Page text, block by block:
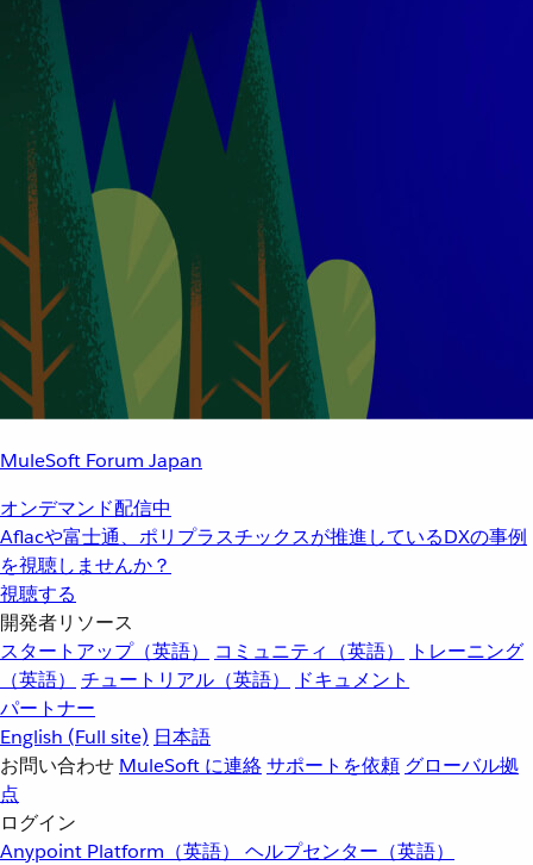
MuleSoft Forum Japan
オンデマンド配信中
Aflacや富士通、ポリプラスチックスが推進しているDXの事例
を視聴しませんか？
視聴する
開発者リソース
スタートアップ（英語）
コミュニティ（英語）
トレーニング
（英語）
チュートリアル（英語）
ドキュメント
パートナー
English (Full site) 日本語
お問い合わせ MuleSoft に連絡サポートを依頼 グローバル拠
点
ログイン
Anypoint Platform（英語） ヘルプセンター（英語）